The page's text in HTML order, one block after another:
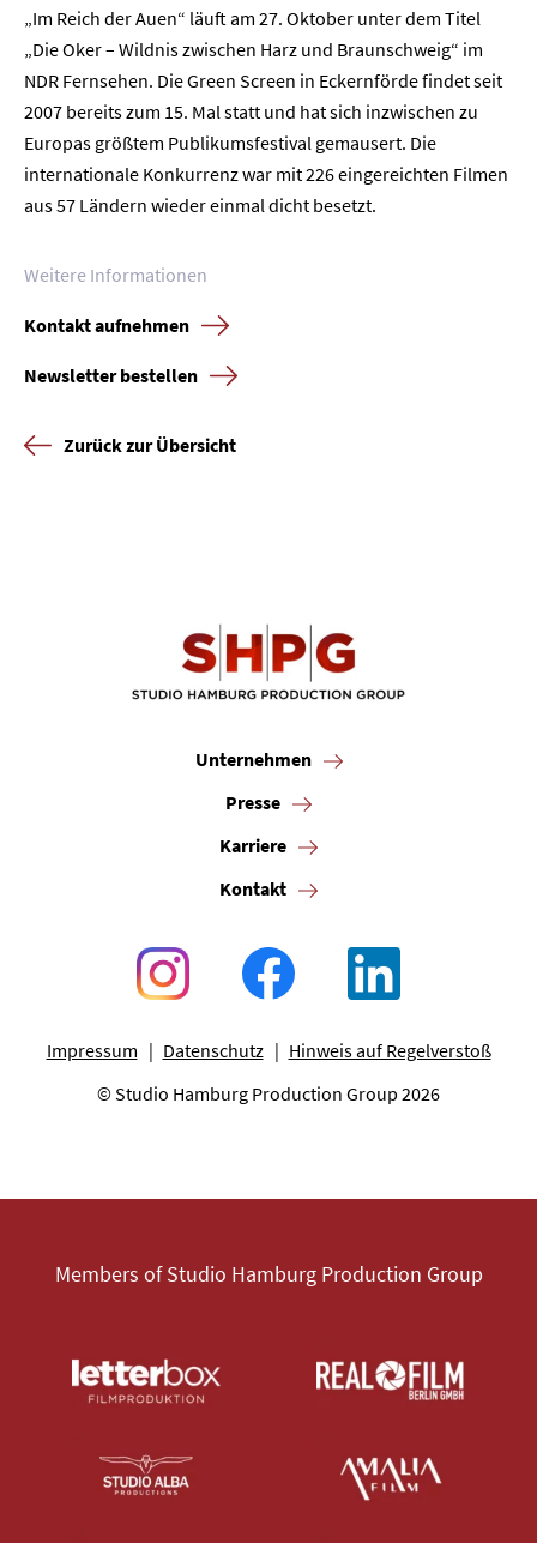
„Im Reich der Auen“ läuft am 27. Oktober unter dem Titel
„Die Oker – Wildnis zwischen Harz und Braunschweig“ im
NDR Fernsehen. Die Green Screen in Eckernförde findet seit
2007 bereits zum 15. Mal statt und hat sich inzwischen zu
Europas größtem Publikumsfestival gemausert. Die
internationale Konkurrenz war mit 226 eingereichten Filmen
aus 57 Ländern wieder einmal dicht besetzt.
Weitere Informationen
Kontakt aufnehmen
Newsletter bestellen
Zurück zur Übersicht
Unternehmen
Presse
Karriere
Kontakt
Impressum Datenschutz
Hinweis auf Regelverstoß
© Studio Hamburg Production Group 2026
Members of Studio Hamburg Production Group
Unternehmen
Presse
Karriere
Newsletter Datenschutz